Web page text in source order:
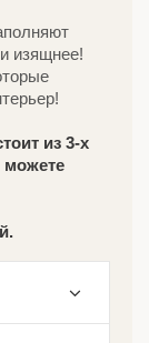
изящнее!
из 3-х
можете